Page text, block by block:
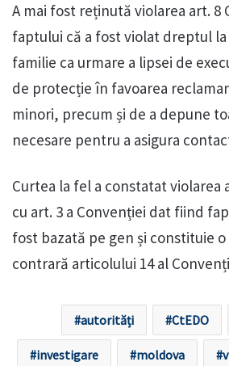
A mai fost reținută violarea art. 8
faptului că a fost violat dreptul la
familie ca urmare a lipsei de
de protecție în favoarea
minori, precum și de a depune
necesare pentru a asigura
Curtea la fel a constatat violarea
cu art. 3 a Convenției dat fiind
fost bazată pe gen și constituie
contrară articolului 14 al
autorități CtEDO
investigare moldova